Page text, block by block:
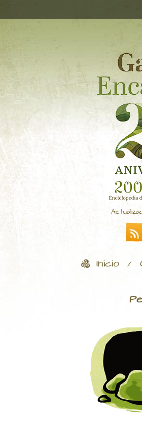
Inicio /